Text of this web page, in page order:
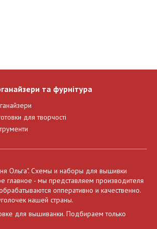
та фурнітура
для творчості
Ольга". Схемы и наборы для вышивки
главное - мы представляем производителя
опперативно и качественно.
нашей страны.
для вышиванки. Подбираем только